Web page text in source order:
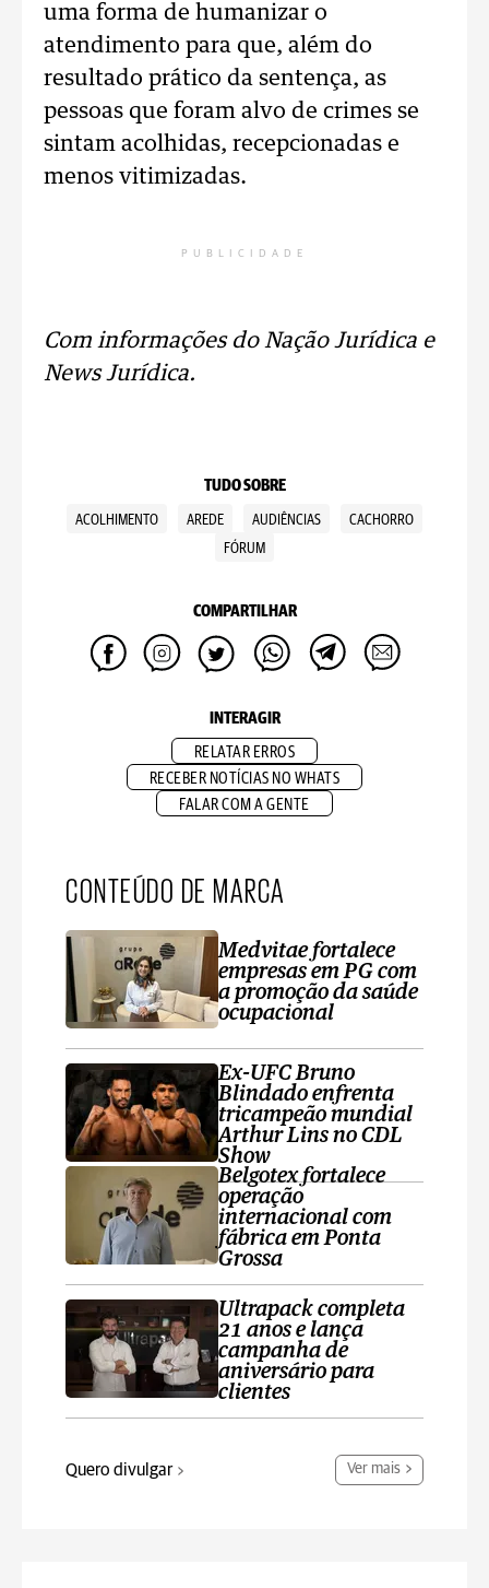
uma forma de humanizar o
atendimento para que, além do
resultado prático da sentença, as
pessoas que foram alvo de crimes se
sintam acolhidas, recepcionadas e
menos vitimizadas.
PUBLICIDADE
Com informações do Nação Jurídica e
News Jurídica.
TUDO SOBRE
ACOLHIMENTO AREDE AUDIÊNCIAS
CACHORRO
FÓRUM
COMPARTILHAR
INTERAGIR
RELATAR ERROS
RECEBER NOTÍCIAS NO WHATS
FALAR COM A GENTE
CONTEÚDO DE MARCA
Medvitae fortalece
empresas em PG com
a promoção da saúde
ocupacional
Ex-UFC Bruno
Blindado enfrenta
tricampeão mundial
Arthur Lins no CDL
Show
Belgotex fortalece
operação
internacional com
fábrica em Ponta
Grossa
Ultrapack completa
21 anos e lança
campanha de
aniversário para
clientes
Quero divulgar Ver mais